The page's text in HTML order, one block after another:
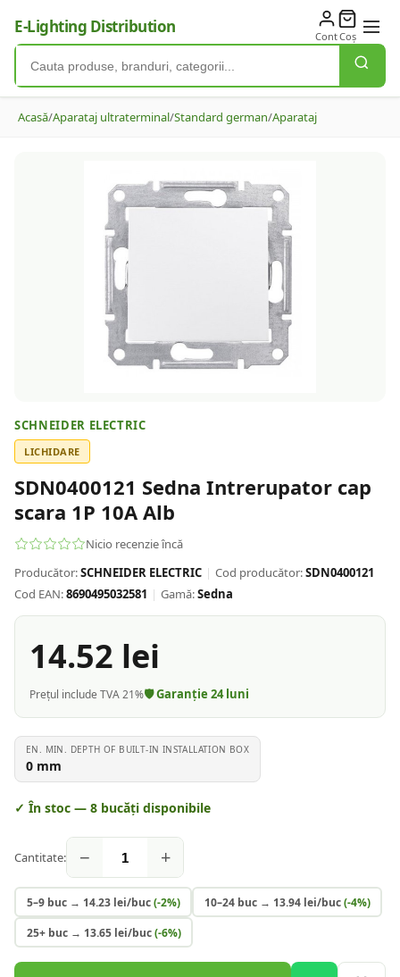
E-Lighting Distribution ContCoș
Acasă/Aparataj ultraterminal/Standard german/Aparataj
SCHNEIDER ELECTRIC
LICHIDARE
SDN0400121 Sedna Intrerupator cap
scara 1P 10A Alb
Nicio recenzie încă
Producător:SCHNEIDER ELECTRIC | Cod producător:SDN0400121
Cod EAN:8690495032581 | Gamă:Sedna
14.52 lei
Prețul include TVA 21%🛡️ Garanție 24luni
EN. MIN. DEPTH OF BUILT-IN INSTALLATION BOX
0 mm
✓ În stoc — 8 bucăți disponibile
Cantitate: − +
5–9 buc→ 14.23lei/buc(-2%) 10–24 buc→ 13.94lei/buc(-4%)
25+ buc→ 13.65lei/buc(-6%)